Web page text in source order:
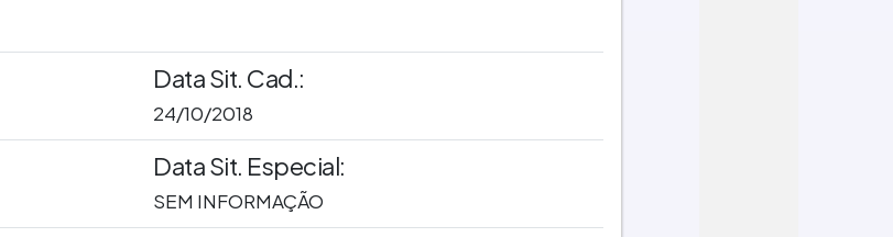
Data Sit. Cad.:
24/10/2018
Data Sit. Especial:
SEM INFORMAÇÃO